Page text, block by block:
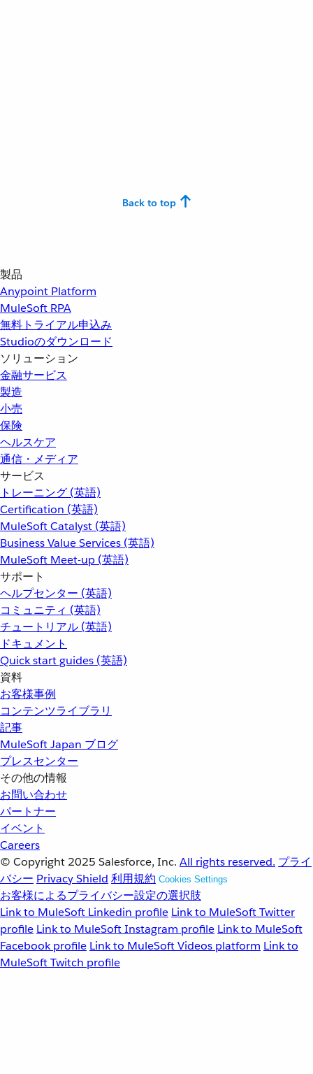
Back to top
製品
Anypoint Platform
MuleSoft RPA
無料トライアル申込み
Studioのダウンロード
ソリューション
金融サービス
製造
小売
保険
ヘルスケア
通信・メディア
サービス
トレーニング (英語)
Certification (英語)
MuleSoft Catalyst (英語)
Business Value Services (英語)
MuleSoft Meet-up (英語)
サポート
ヘルプセンター (英語)
コミュニティ (英語)
チュートリアル (英語)
ドキュメント
Quick start guides (英語)
資料
お客様事例
コンテンツライブラリ
記事
MuleSoft Japan ブログ
プレスセンター
その他の情報
お問い合わせ
パートナー
イベント
Careers
© Copyright 2025 Salesforce, Inc. All rights reserved. プライ
バシー Privacy Shield 利用規約 Cookies Settings
お客様によるプライバシー設定の選択肢
Link to MuleSoft Linkedin profile Link to MuleSoft Twitter
profile Link to MuleSoft Instagram profile Link to MuleSoft
Facebook profile Link to MuleSoft Videos platform Link to
MuleSoft Twitch profile